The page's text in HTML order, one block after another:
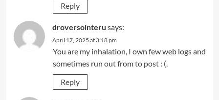
Reply
droversointeru says:
April 17, 2025 at 3:18 pm
You are my inhalation, I own few web logs and
sometimes run out from to post : (.
Reply